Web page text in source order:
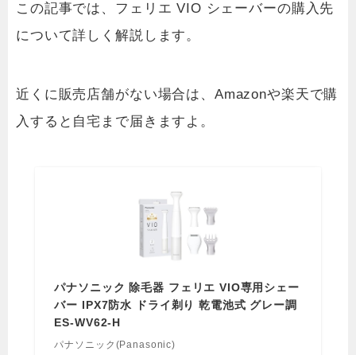
この記事では、フェリエ VIO シェーバーの購入先
について詳しく解説します。
近くに販売店舗がない場合は、Amazonや楽天で購
入すると自宅まで届きますよ。
パナソニック 除毛器 フェリエ VIO専用シェー
バー IPX7防水 ドライ剃り 乾電池式 グレー調
ES-WV62-H
パナソニック(Panasonic)